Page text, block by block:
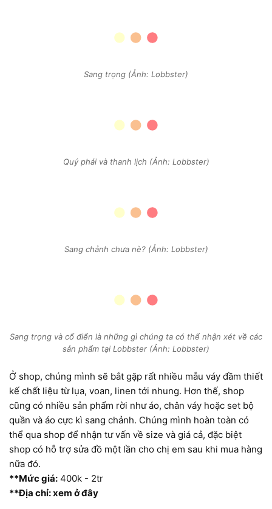
Sang trọng (Ảnh: Lobbster)
Quý phái và thanh lịch (Ảnh: Lobbster)
Sang chảnh chưa nè? (Ảnh: Lobbster)
Sang trọng và cổ điển là những gì chúng ta có thể nhận xét về các
sản phẩm tại Lobbster (Ảnh: Lobbster)
Ở shop, chúng mình sẽ bắt gặp rất nhiều mẫu váy đầm thiết
kế chất liệu từ lụa, voan, linen tới nhung. Hơn thế, shop
cũng có nhiều sản phẩm rời như áo, chân váy hoặc set bộ
quần và áo cực kì sang chảnh. Chúng mình hoàn toàn có
thể qua shop để nhận tư vấn về size và giá cả, đặc biệt
shop có hỗ trợ sửa đồ một lần cho chị em sau khi mua hàng
nữa đó.
**Mức giá: 400k - 2tr
**Địa chỉ: xem ở đây